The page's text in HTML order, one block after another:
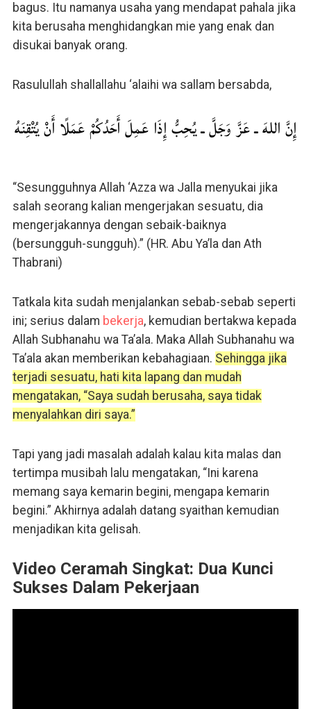
bagus. Itu namanya usaha yang mendapat pahala jika
kita berusaha menghidangkan mie yang enak dan
disukai banyak orang.
Rasulullah shallallahu ‘alaihi wa sallam bersabda,
إِنَّ اللهَ ـ عَزَّ وَجَلَّ ـ يُحِبُّ إِذَا عَمِلَ أَحَدُكُمْ عَمَلًا أَنْ يُتْقِنَهُ
“Sesungguhnya Allah ‘Azza wa Jalla menyukai jika
salah seorang kalian mengerjakan sesuatu, dia
mengerjakannya dengan sebaik-baiknya
(bersungguh-sungguh).” (HR. Abu Ya’la dan Ath
Thabrani)
Tatkala kita sudah menjalankan sebab-sebab seperti
ini; serius dalam bekerja, kemudian bertakwa kepada
Allah Subhanahu wa Ta’ala. Maka Allah Subhanahu wa
Ta’ala akan memberikan kebahagiaan. Sehingga jika
terjadi sesuatu, hati kita lapang dan mudah
mengatakan, “Saya sudah berusaha, saya tidak
menyalahkan diri saya.”
Tapi yang jadi masalah adalah kalau kita malas dan
tertimpa musibah lalu mengatakan, “Ini karena
memang saya kemarin begini, mengapa kemarin
begini.” Akhirnya adalah datang syaithan kemudian
menjadikan kita gelisah.
Video Ceramah Singkat: Dua Kunci
Sukses Dalam Pekerjaan